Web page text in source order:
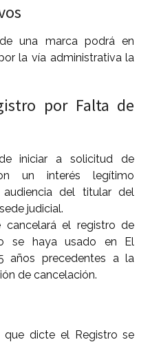
una marca podrá en
la vía administrativa la
por Falta de
iniciar a solicitud de
un interés legítimo
del titular del
judicial.
cancelará el registro de
se haya usado en El
años precedentes a la
de cancelación.
que dicte el Registro se